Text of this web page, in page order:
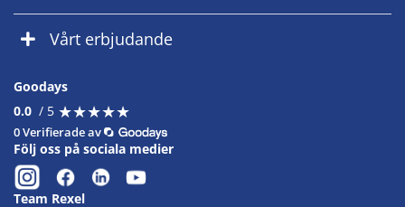
Vårt erbjudande
Goodays
0.0 / 5 ★★★★★
★★★★★
0 Verifierade av
Följ oss på sociala medier
Team Rexel